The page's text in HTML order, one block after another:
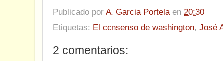
Publicado por A. Garcia Portela en 20:30
Etiquetas: El consenso de washington, José
2 comentarios: